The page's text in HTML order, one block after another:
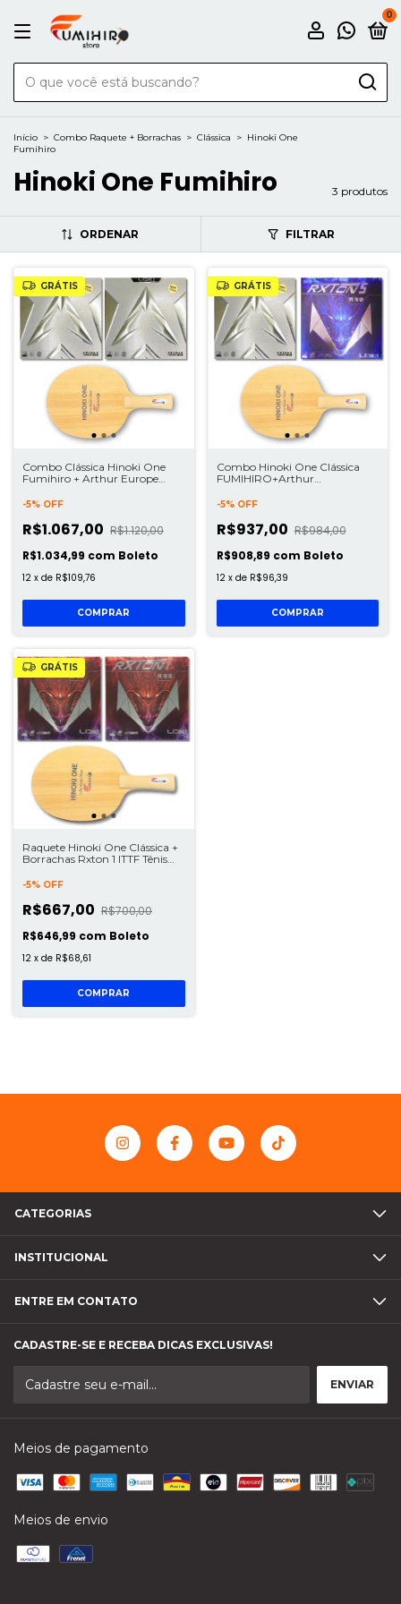
0
Início > Combo Raquete + Borrachas > Clássica > Hinoki One
Fumihiro
Hinoki One Fumihiro 3 produtos
ORDENAR FILTRAR
GRÁTIS
Combo Clássica Hinoki One
Fumihiro + Arthur Europe
-5% OFF
R$1.067,00 R$1.120,00
R$1.034,99 com Boleto
12 x de R$109,76
GRÁTIS
Combo Hinoki One Clássica
FUMIHIRO+Arthur
-5% OFF
R$937,00 R$984,00
R$908,89 com Boleto
12 x de R$96,39
GRÁTIS
Raquete Hinoki One Clássica +
Borrachas Rxton 1 ITTF Tênis
-5% OFF
R$667,00 R$700,00
R$646,99 com Boleto
12 x de R$68,61
CATEGORIAS
INSTITUCIONAL
ENTRE EM CONTATO
CADASTRE-SE E RECEBA DICAS EXCLUSIVAS!
Meios de pagamento
Meios de envio